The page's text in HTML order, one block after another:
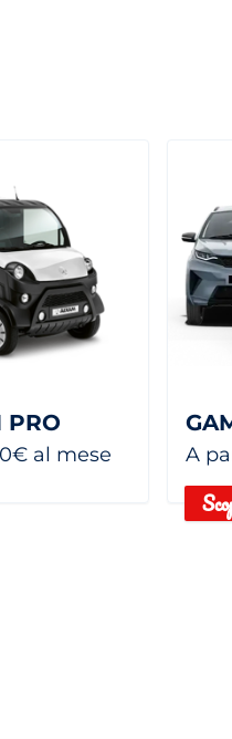
PRO
al mese A